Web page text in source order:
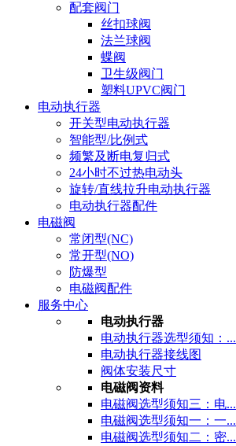
配套阀门
丝扣球阀
法兰球阀
蝶阀
卫生级阀门
塑料UPVC阀门
电动执行器
开关型电动执行器
智能型/比例式
频繁及断电复归式
24小时不过热电动头
旋转/直线拉升电动执行器
电动执行器配件
电磁阀
常闭型(NC)
常开型(NO)
防爆型
电磁阀配件
服务中心
电动执行器
电动执行器选型须知：...
电动执行器接线图
阀体安装尺寸
电磁阀资料
电磁阀选型须知三：电...
电磁阀选型须知一：一...
电磁阀选型须知二：密...